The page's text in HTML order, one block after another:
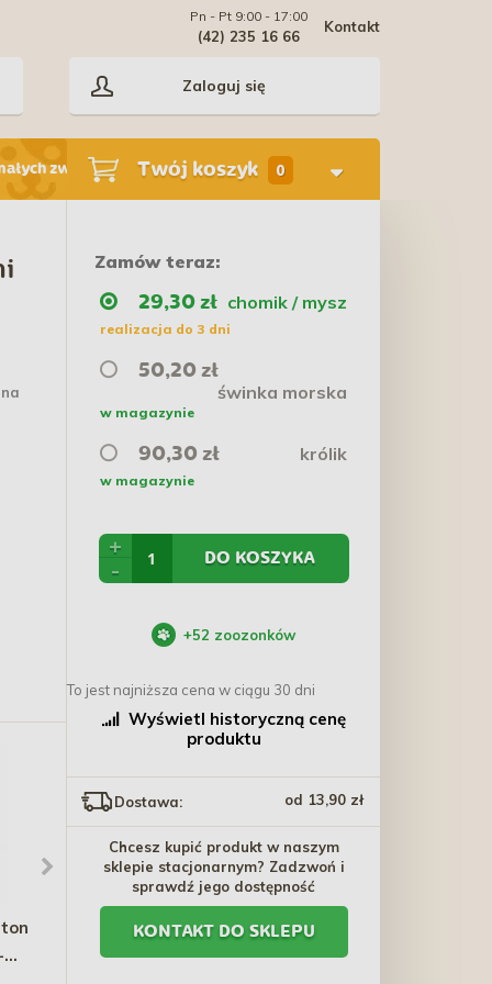
Kontakt
Pn - Pt 9:00 - 17:00
(42) 235 16 66
Zaloguj się
zwierząt Twój koszyk 0
AQUA NOVA Akwarium
NANO 21L LED filtr i
WOOLF Ultimate Soft
Dog Turkey - indyk 1kg
Zamów teraz:
29,30 zł chomik / mysz
realizacja do 3 dni
50,20 zł
świnka morska
w magazynie
90,30 zł królik
w magazynie
+
-
DO KOSZYKA
+52 zoozonków
To jest najniższa cena w ciągu 30 dni
Wyświetl historyczną cenę
produktu
Dostawa: od 13,90 zł
Chcesz kupić produkt w naszym
sklepie stacjonarnym? Zadzwoń i
sprawdź jego dostępność
KONTAKT DO SKLEPU